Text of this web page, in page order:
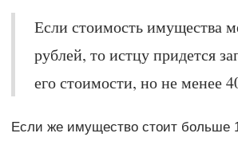
Если стоимость имущества
рублей, то истцу придется
его стоимости, но не менее
Если же имущество стоит больше